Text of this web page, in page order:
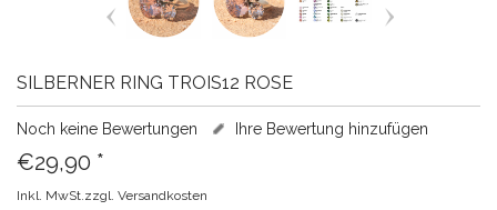
SILBERNER RING TROIS12 ROSE
Noch keine Bewertungen Ihre Bewertung hinzufügen
€29,90 *
Inkl. MwSt.zzgl. Versandkosten